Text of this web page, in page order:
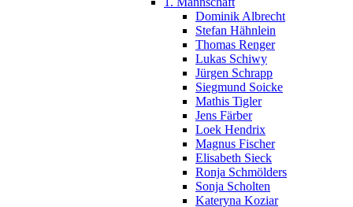
Dominik Albrecht
Stefan Hähnlein
Thomas Renger
Lukas Schiwy
Jürgen Schrapp
Siegmund Soicke
Mathis Tigler
Jens Färber
Loek Hendrix
Magnus Fischer
Elisabeth Sieck
Ronja Schmölders
Sonja Scholten
Kateryna Koziar